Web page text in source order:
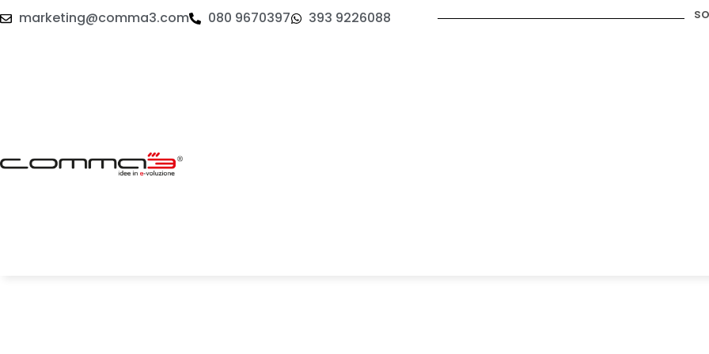
marketing@comma3.com 080 9670397 393 9226088